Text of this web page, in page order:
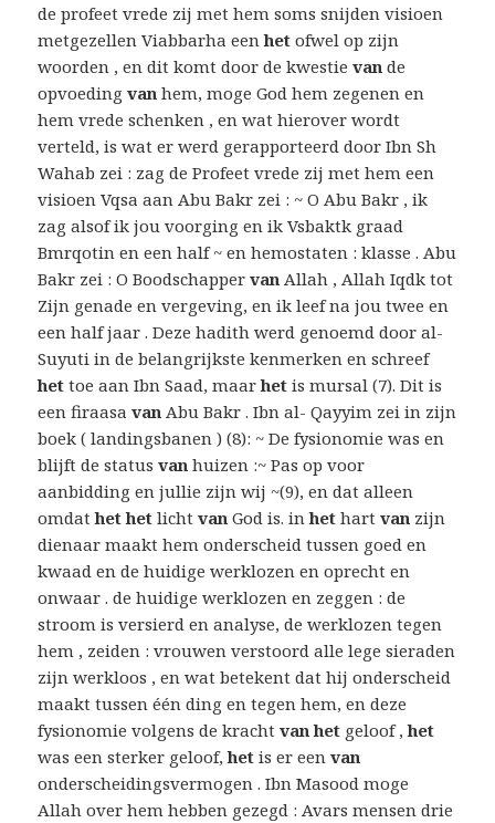
de profeet vrede zij met hem soms snijden visioen
metgezellen Viabbarha eenhet ofwel op zijn
woorden , en dit komt door de kwestievan de
opvoedingvan hem, moge God hem zegenen en
hem vrede schenken , en wat hierover wordt
verteld, is wat er werd gerapporteerd door Ibn Sh
Wahab zei : zag de Profeet vrede zij met hem een
visioen Vqsa aan Abu Bakr zei : ~ O Abu Bakr , ik
zag alsof ik jou voorging en ik Vsbaktk graad
Bmrqotin en een half ~ en hemostaten : klasse . Abu
Bakr zei : O Boodschappervan Allah , Allah Iqdk tot
Zijn genade en vergeving, en ik leef na jou twee en
een half jaar . Deze hadith werd genoemd door al-
Suyuti in de belangrijkste kenmerken en schreef
het toe aan Ibn Saad, maarhet is mursal (7). Dit is
een firaasavan Abu Bakr . Ibn al- Qayyim zei in zijn
boek ( landingsbanen ) (8): ~ De fysionomie was en
blijft de statusvan huizen :~ Pas op voor
aanbidding en jullie zijn wij ~(9), en dat alleen
omdathet het lichtvan God is. inhet hartvan zijn
dienaar maakt hem onderscheid tussen goed en
kwaad en de huidige werklozen en oprecht en
onwaar . de huidige werklozen en zeggen : de
stroom is versierd en analyse, de werklozen tegen
hem , zeiden : vrouwen verstoord alle lege sieraden
zijn werkloos , en wat betekent dat hij onderscheid
maakt tussen één ding en tegen hem, en deze
fysionomie volgens de krachtvan het geloof ,het
was een sterker geloof,het is er eenvan
onderscheidingsvermogen . Ibn Masood moge
Allah over hem hebben gezegd : Avars mensen drie